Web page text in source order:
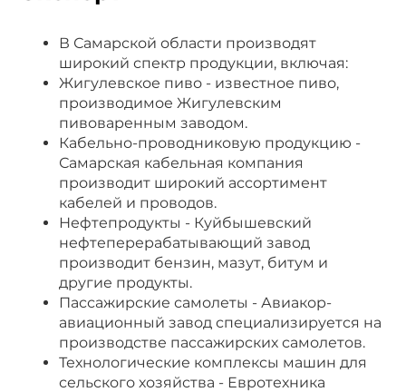
В Самарской области производят
широкий спектр продукции, включая:
Жигулевское пиво - известное пиво,
производимое Жигулевским
пивоваренным заводом.
Кабельно-проводниковую продукцию -
Самарская кабельная компания
производит широкий ассортимент
кабелей и проводов.
Нефтепродукты - Куйбышевский
нефтеперерабатывающий завод
производит бензин, мазут, битум и
другие продукты.
Пассажирские самолеты - Авиакор-
авиационный завод специализируется на
производстве пассажирских самолетов.
Технологические комплексы машин для
сельского хозяйства - Евротехника